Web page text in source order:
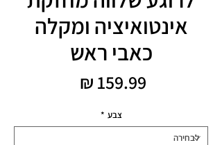
אינטואיציה ומקלה
כאבי ראש
צבע *